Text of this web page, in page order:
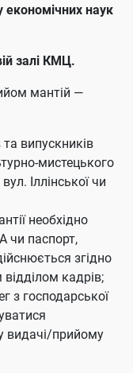
економічних наук
залі КМЦ.
мантій —
випускників
мистецького
Іллінської чи
необхідно
чи паспорт,
згідно
кадрів;
з господарської
видачі/прийому